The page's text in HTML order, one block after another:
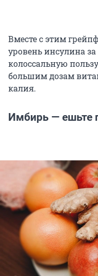
Вместе с этим
уровень инсулина
колоссальную
большим дозам
калия.
Имбирь — ешьте